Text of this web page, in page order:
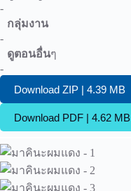
-
กลุ่มงาน
-
ดูตอนอื่นๆ
-
Download ZIP | 4.39 MB
Download PDF | 4.62 MB